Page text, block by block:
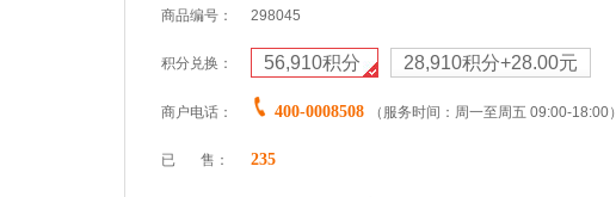
商品编号： 298045
积分兑换： 56,910积分 28,910积分+28.00元
商户电话： 400-0008508 （服务时间：周一至周五 09:00-18:00）
已 售： 235